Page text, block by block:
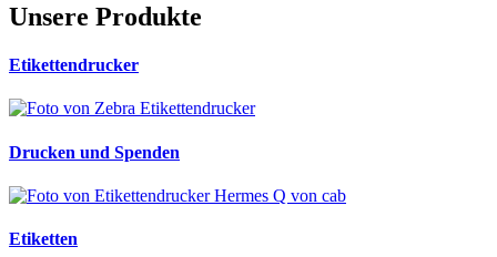
Unsere Produkte
Etikettendrucker
Drucken und Spenden
Etiketten